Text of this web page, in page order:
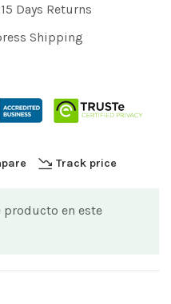
Days Returns
Shipping
Track price
producto en este